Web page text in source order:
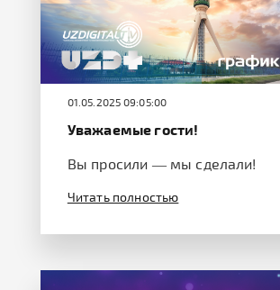
01.05.2025 09:05:00
Уважаемые гости!
Вы просили — мы сделали!
Читать полностью